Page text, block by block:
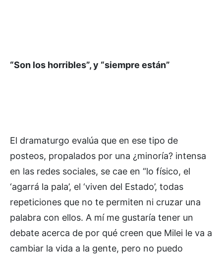
“Son los horribles”, y “siempre están”
El dramaturgo evalúa que en ese tipo de
posteos, propalados por una ¿minoría? intensa
en las redes sociales, se cae en “lo físico, el
‘agarrá la pala’, el ‘viven del Estado’, todas
repeticiones que no te permiten ni cruzar una
palabra con ellos. A mí me gustaría tener un
debate acerca de por qué creen que Milei le va a
cambiar la vida a la gente, pero no puedo